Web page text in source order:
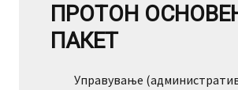
ПРОТОН
ПАКЕТ
Управување